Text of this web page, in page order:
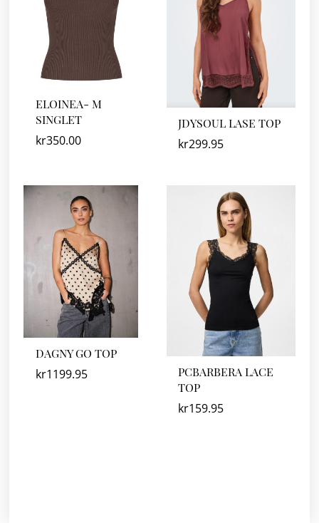
ELOINEA- M
SINGLET
kr350.00
JDYSOUL LASE TOP
kr299.95
DAGNY GO TOP
kr1199.95
PCBARBERA LACE
TOP
kr159.95